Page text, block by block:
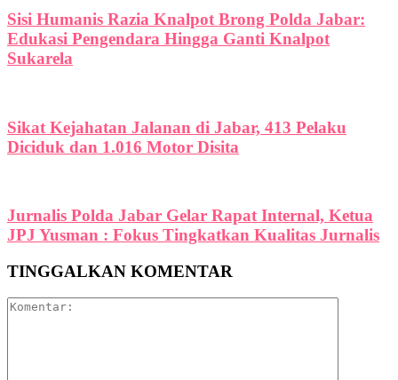
Sisi Humanis Razia Knalpot Brong Polda Jabar:
Edukasi Pengendara Hingga Ganti Knalpot
Sukarela
Sikat Kejahatan Jalanan di Jabar, 413 Pelaku
Diciduk dan 1.016 Motor Disita
Jurnalis Polda Jabar Gelar Rapat Internal, Ketua
JPJ Yusman : Fokus Tingkatkan Kualitas Jurnalis
TINGGALKAN KOMENTAR